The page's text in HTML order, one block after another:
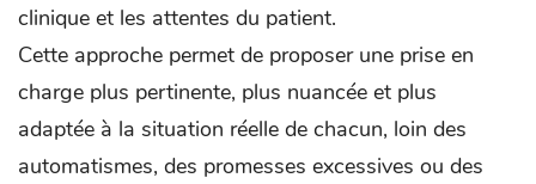
clinique et les attentes du patient.
Cette approche permet de proposer une prise en
charge plus pertinente, plus nuancée et plus
adaptée à la situation réelle de chacun, loin des
automatismes, des promesses excessives ou des